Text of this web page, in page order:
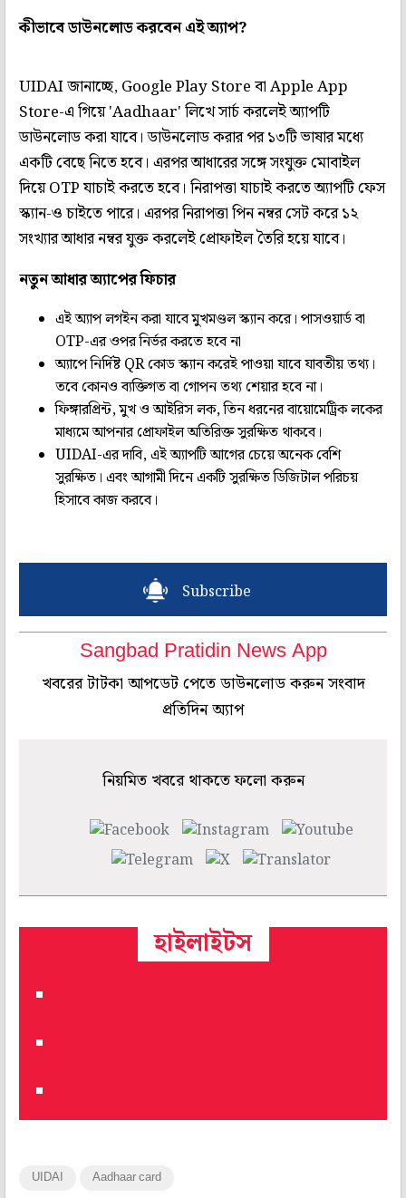
কীভাবে ডাউনলোড করবেন এই অ্যাপ?
UIDAI জানাচ্ছে, Google Play Store বা Apple App
Store-এ গিয়ে 'Aadhaar' লিখে সার্চ করলেই অ্যাপটি
ডাউনলোড করা যাবে। ডাউনলোড করার পর ১৩টি ভাষার মধ্যে
একটি বেছে নিতে হবে। এরপর আধারের সঙ্গে সংযুক্ত মোবাইল
দিয়ে OTP যাচাই করতে হবে। নিরাপত্তা যাচাই করতে অ্যাপটি ফেস
স্ক্যান-ও চাইতে পারে। এরপর নিরাপত্তা পিন নম্বর সেট করে ১২
সংখ্যার আধার নম্বর যুক্ত করলেই প্রোফাইল তৈরি হয়ে যাবে।
নতুন আধার অ্যাপের ফিচার
এই অ্যাপ লগইন করা যাবে মুখমণ্ডল স্ক্যান করে। পাসওয়ার্ড বা
OTP-এর ওপর নির্ভর করতে হবে না
অ্যাপে নির্দিষ্ট QR কোড স্ক্যান করেই পাওয়া যাবে যাবতীয় তথ্য।
তবে কোনও ব্যক্তিগত বা গোপন তথ্য শেয়ার হবে না।
ফিঙ্গারপ্রিন্ট, মুখ ও আইরিস লক, তিন ধরনের বায়োমেট্রিক লকের
মাধ্যমে আপনার প্রোফাইল অতিরিক্ত সুরক্ষিত থাকবে।
UIDAI-এর দাবি, এই অ্যাপটি আগের চেয়ে অনেক বেশি
সুরক্ষিত। এবং আগামী দিনে একটি সুরক্ষিত ডিজিটাল পরিচয়
হিসাবে কাজ করবে।
Subscribe
Sangbad Pratidin News App
খবরের টাটকা আপডেট পেতে ডাউনলোড করুন সংবাদ
প্রতিদিন অ্যাপ
নিয়মিত খবরে থাকতে ফলো করুন
হাইলাইটস
UIDAI Aadhaar card